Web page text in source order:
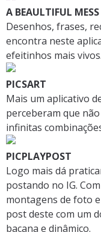
A BEAULTIFUL MESS
Desenhos, frases,
encontra neste
efeitinhos mais
PICSART
Mais um aplicativo
perceberam que
infinitas
PICPLAYPOST
Logo mais dá
postando no IG.
montagens de foto
post deste com um
bacana e dinâmico.